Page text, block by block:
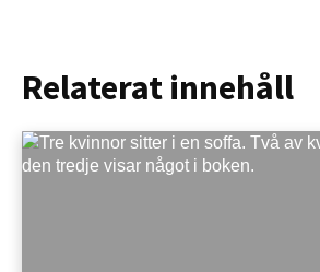
Relaterat innehåll